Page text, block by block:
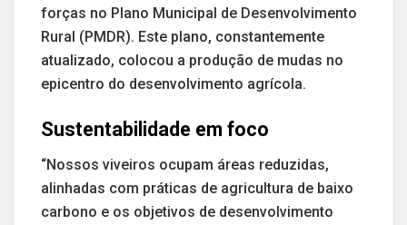
forças no Plano Municipal de Desenvolvimento
Rural (PMDR). Este plano, constantemente
atualizado, colocou a produção de mudas no
epicentro do desenvolvimento agrícola.
Sustentabilidade em foco
“Nossos viveiros ocupam áreas reduzidas,
alinhadas com práticas de agricultura de baixo
carbono e os objetivos de desenvolvimento